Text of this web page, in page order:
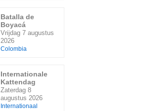
Batalla de
Boyacá
Vrijdag 7 augustus
2026
Colombia
Internationale
Kattendag
Zaterdag 8
augustus 2026
Internationaal